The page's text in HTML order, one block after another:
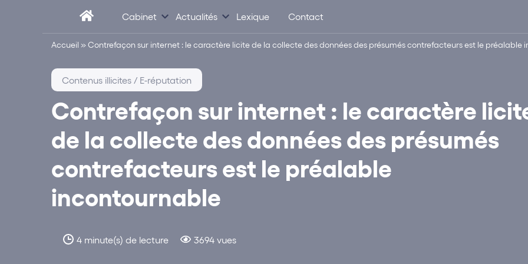
Cabinet Actualités Lexique Contact
Accueil »Contrefaçon sur internet : le caractère licite de la collecte des données des présumés contrefacteurs est le préalable
Contrefaçon sur internet : le caractère
de la collecte des données des présumés
contrefacteurs est le préalable
incontournable
4 minute(s) de lecture 3694 vues
Contenus illicites / E-réputation